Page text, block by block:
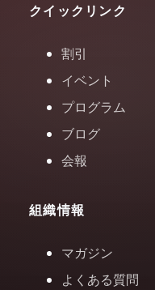
クイックリンク
割引
イベント
プログラム
ブログ
会報
組織情報
マガジン
よくある質問